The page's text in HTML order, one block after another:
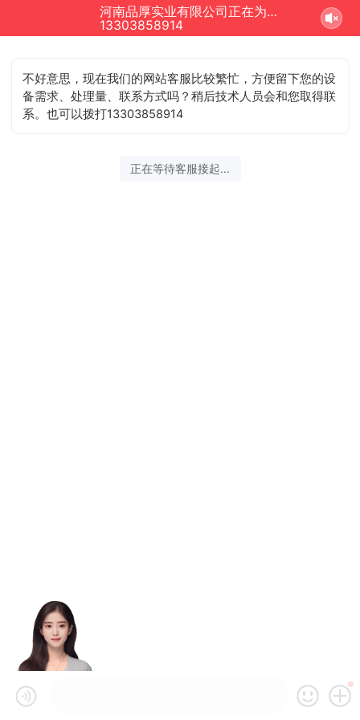
河南品厚实业有限公司正在为您服务
13303858914
不好意思，现在我们的网站客服比较繁忙，方便留下您的设
备需求、处理量、联系方式吗？稍后技术人员会和您取得联
系。也可以拨打13303858914
正在等待客服接起...